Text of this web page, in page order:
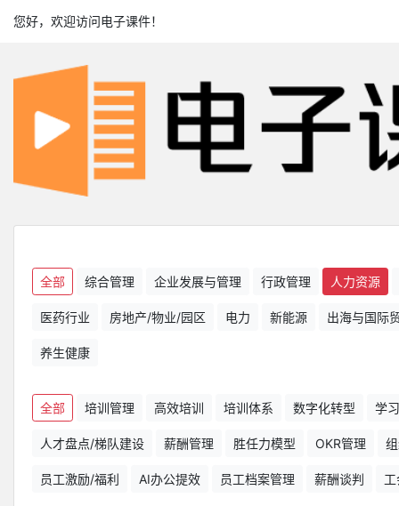
您好，欢迎访问电子课件！
全部 综合管理 企业发展与管理 行政管理 人力资源
医药行业 房地产/物业/园区 电力 新能源 出海与国际
养生健康
全部 培训管理 高效培训 培训体系 数字化转型 学
人才盘点/梯队建设 薪酬管理 胜任力模型 OKR管理
员工激励/福利 AI办公提效 员工档案管理 薪酬谈判